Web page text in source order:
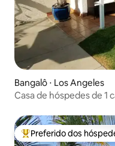
Bangalô ⋅ Los Angeles
Casa de hóspedes de 1
Entre os melhores
Preferido dos